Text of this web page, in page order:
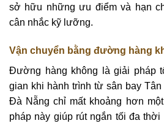
sở hữu những ưu điểm và hạn
cân nhắc kỹ lưỡng.
Vận chuyển bằng đường hàng
Đường hàng không là giải pháp
gian khi hành trình từ sân bay
Đà Nẵng chỉ mất khoảng hơn
pháp này giúp rút ngắn tối đa